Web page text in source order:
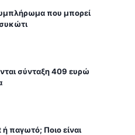
που μπορεί
σύνταξη 409 ευρώ
παγωτό; Ποιο είναι